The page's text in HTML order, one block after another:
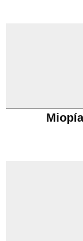
Miopía